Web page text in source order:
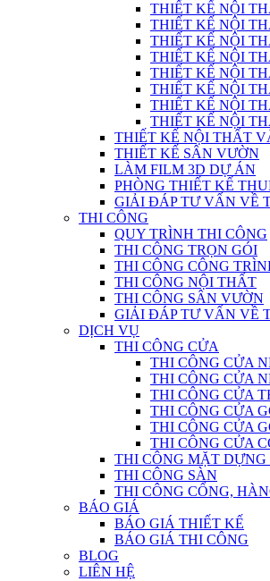
THIẾT KẾ NỘI
THIẾT KẾ NỘI
THIẾT KẾ NỘI
THIẾT KẾ NỘI
THIẾT KẾ NỘI
THIẾT KẾ NỘI
THIẾT KẾ NỘI
THIẾT KẾ NỘI
THIẾT KẾ NỘI THẤT
THIẾT KẾ SÂN VƯỜN
LÀM FILM 3D DỰ ÁN
PHÒNG THIẾT KẾ
GIẢI ĐÁP TƯ VẤN VỀ
THI CÔNG
QUY TRÌNH THI CÔNG
THI CÔNG TRỌN GÓI
THI CÔNG CÔNG
THI CÔNG NỘI THẤT
THI CÔNG SÂN VƯỜN
GIẢI ĐÁP TƯ VẤN VỀ
DỊCH VỤ
THI CÔNG CỬA
THI CÔNG CỬA
THI CÔNG CỬA
THI CÔNG CỬA
THI CÔNG CỬA
THI CÔNG CỬA
THI CÔNG CỬA
THI CÔNG MẶT
THI CÔNG SÀN
THI CÔNG CỔNG,
BÁO GIÁ
BÁO GIÁ THIẾT KẾ
BÁO GIÁ THI CÔNG
BLOG
LIÊN HỆ